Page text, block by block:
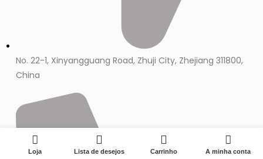
No. 22-1, Xinyangguang Road, Zhuji City, Zhejiang 311800,
China
Loja Lista de desejos Carrinho A minha conta